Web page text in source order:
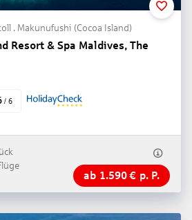
. Makunufushi (Cocoa Island)
Resort & Spa Maldives, The
/ 6
ab 1.590€ p. P.